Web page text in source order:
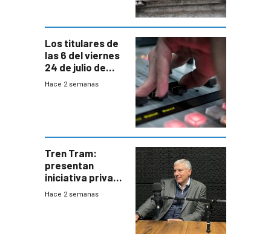
Los titulares de
las 6 del viernes
24 de julio de
2026
Hace 2 semanas
Tren Tram:
presentan
iniciativa privada
para una red de
Hace 2 semanas